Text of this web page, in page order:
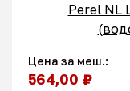
Perel NL
Цена за меш.:
564,00 ₽